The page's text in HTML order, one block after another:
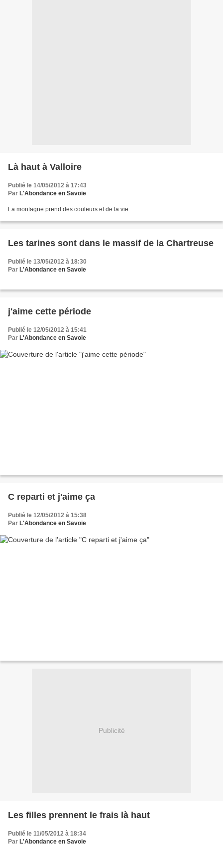
Là haut à Valloire
Publié le 14/05/2012 à 17:43
Par L'Abondance en Savoie
La montagne prend des couleurs et de la vie
Les tarines sont dans le massif de la Chartreuse
Publié le 13/05/2012 à 18:30
Par L'Abondance en Savoie
j'aime cette période
Publié le 12/05/2012 à 15:41
Par L'Abondance en Savoie
C reparti et j'aime ça
Publié le 12/05/2012 à 15:38
Par L'Abondance en Savoie
Publicité
Les filles prennent le frais là haut
Publié le 11/05/2012 à 18:34
Par L'Abondance en Savoie